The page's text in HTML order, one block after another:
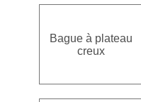
Bague à plateau
creux